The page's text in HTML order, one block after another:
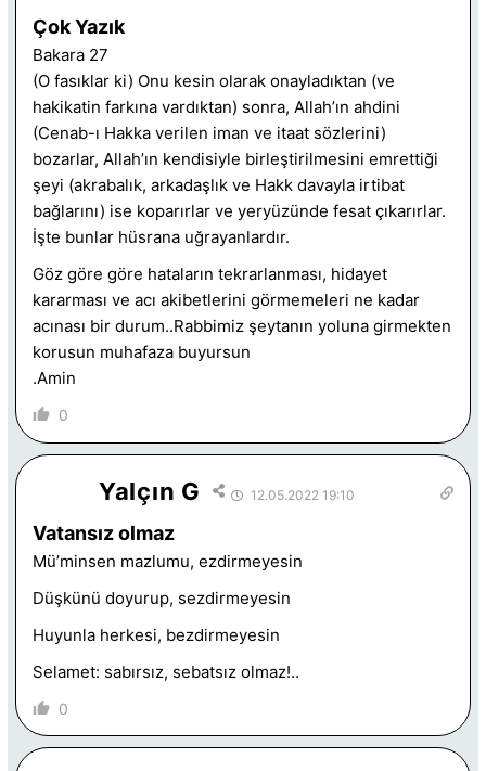
Çok Yazık
Bakara 27
(O fasıklar ki) Onu kesin olarak onayladıktan (ve
hakikatin farkına vardıktan) sonra, Allah’ın ahdini
(Cenab-ı Hakka verilen iman ve itaat sözlerini)
bozarlar, Allah’ın kendisiyle birleştirilmesini emrettiği
şeyi (akrabalık, arkadaşlık ve Hakk davayla irtibat
bağlarını) ise koparırlar ve yeryüzünde fesat çıkarırlar.
İşte bunlar hüsrana uğrayanlardır.
Göz göre göre hataların tekrarlanması, hidayet
kararması ve acı akibetlerini görmemeleri ne kadar
acınası bir durum..Rabbimiz şeytanın yoluna girmekten
korusun muhafaza buyursun
.Amin
0
Yalçın G 12.05.2022 19:10
Vatansız olmaz
Mü’minsen mazlumu, ezdirmeyesin
Düşkünü doyurup, sezdirmeyesin
Huyunla herkesi, bezdirmeyesin
Selamet: sabırsız, sebatsız olmaz!..
0